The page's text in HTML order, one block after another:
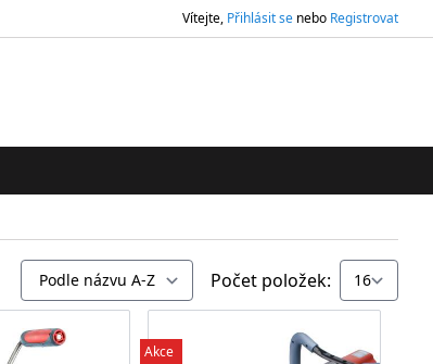
Vítejte, Přihlásit se nebo Registrovat
Počet položek:
Akce